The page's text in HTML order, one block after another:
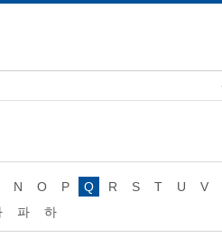
N O P Q R S T U V
파
하